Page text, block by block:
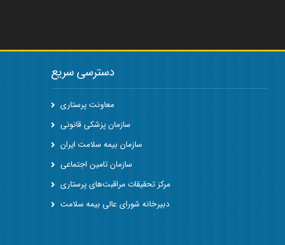
دسترسی سریع
معاونت پرستاری
سازمان پزشکی قانونی
سازمان بیمه سلامت ایران
سازمان تامین اجتماعی
مرکز تحقیقات مراقبت‌های پرستاری
دبیرخانه شورای عالی بیمه سلامت